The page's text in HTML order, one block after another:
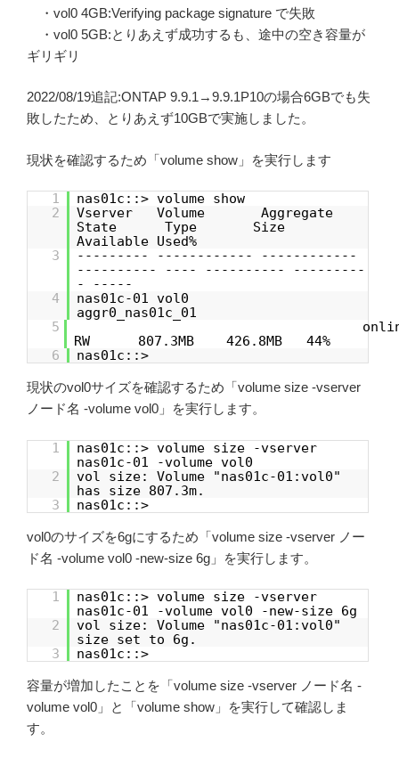
・vol0 4GB:Verifying package signature で失敗
・vol0 5GB:とりあえず成功するも、途中の空き容量が
ギリギリ
2022/08/19追記:ONTAP 9.9.1→9.9.1P10の場合6GBでも失
敗したため、とりあえず10GBで実施しました。
現状を確認するため「volume show」を実行します
1
nas01c::> volume show
2
Vserver Volume Aggregate
State Type Size
Available Used%
3
--------- ------------ ------------
---------- ---- ---------- ---------
- -----
4
nas01c-01 vol0
aggr0_nas01c_01
5
RW 807.3MB 426.8MB 44%
6
nas01c::>
現状のvol0サイズを確認するため「volume size -vserver
ノード名 -volume vol0」を実行します。
1
nas01c::> volume size -vserver
nas01c-01 -volume vol0
2
vol size: Volume "nas01c-01:vol0"
has size 807.3m.
3
nas01c::>
vol0のサイズを6gにするため「volume size -vserver ノー
ド名 -volume vol0 -new-size 6g」を実行します。
1
nas01c::> volume size -vserver
nas01c-01 -volume vol0 -new-size 6g
2
vol size: Volume "nas01c-01:vol0"
size set to 6g.
3
nas01c::>
容量が増加したことを「volume size -vserver ノード名 -
volume vol0」と「volume show」を実行して確認しま
す。